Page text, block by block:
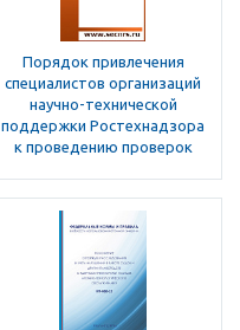
Порядок привлечения
специалистов организаций
научно-технической
поддержки Ростехнадзора
к проведению проверок